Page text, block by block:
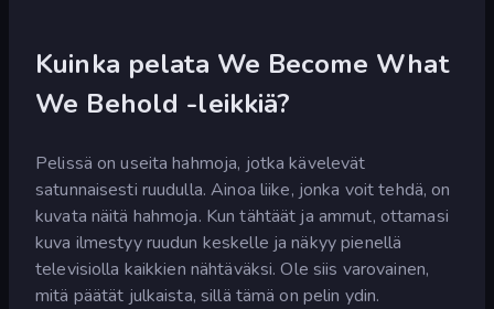
Kuinka pelata We Become What
We Behold -leikkiä?
Pelissä on useita hahmoja, jotka kävelevät
satunnaisesti ruudulla. Ainoa liike, jonka voit tehdä, on
kuvata näitä hahmoja. Kun tähtäät ja ammut, ottamasi
kuva ilmestyy ruudun keskelle ja näkyy pienellä
televisiolla kaikkien nähtäväksi. Ole siis varovainen,
mitä päätät julkaista, sillä tämä on pelin ydin.